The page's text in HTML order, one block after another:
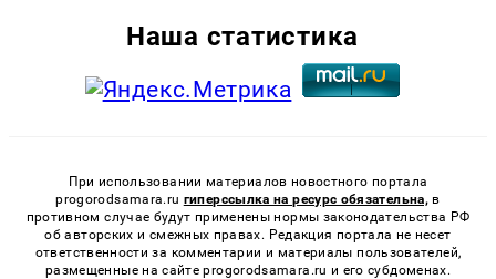
Наша статистика
При использовании материалов новостного портала
progorodsamara.ru гиперссылка на ресурс обязательна, в
противном случае будут применены нормы законодательства РФ
об авторских и смежных правах. Редакция портала не несет
ответственности за комментарии и материалы пользователей,
размещенные на сайте progorodsamara.ru и его субдоменах.